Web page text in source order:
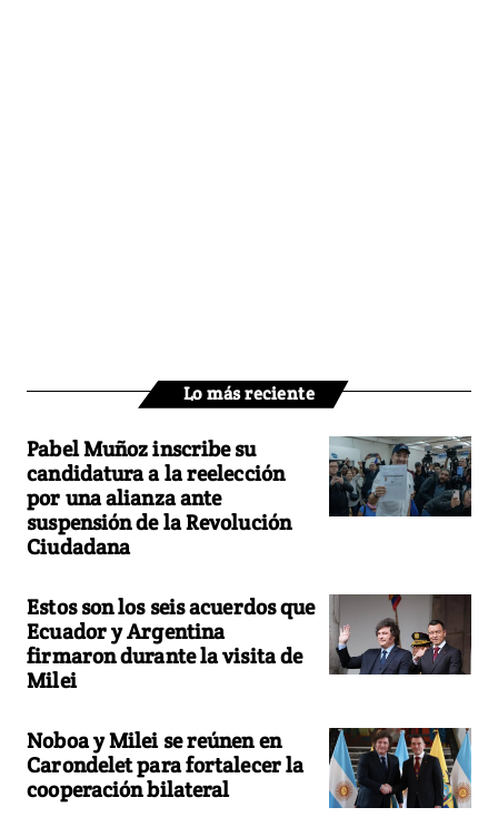
Lo más reciente
Pabel Muñoz inscribe su
candidatura a la reelección
por una alianza ante
suspensión de la Revolución
Ciudadana
Estos son los seis acuerdos que
Ecuador y Argentina
firmaron durante la visita de
Milei
Noboa y Milei se reúnen en
Carondelet para fortalecer la
cooperación bilateral